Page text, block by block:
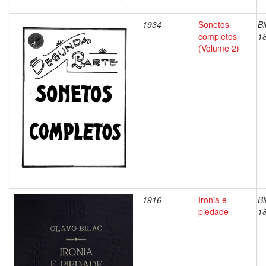
1934
Sonetos
completos
(Volume 2)
1916
Ironia e
piedade